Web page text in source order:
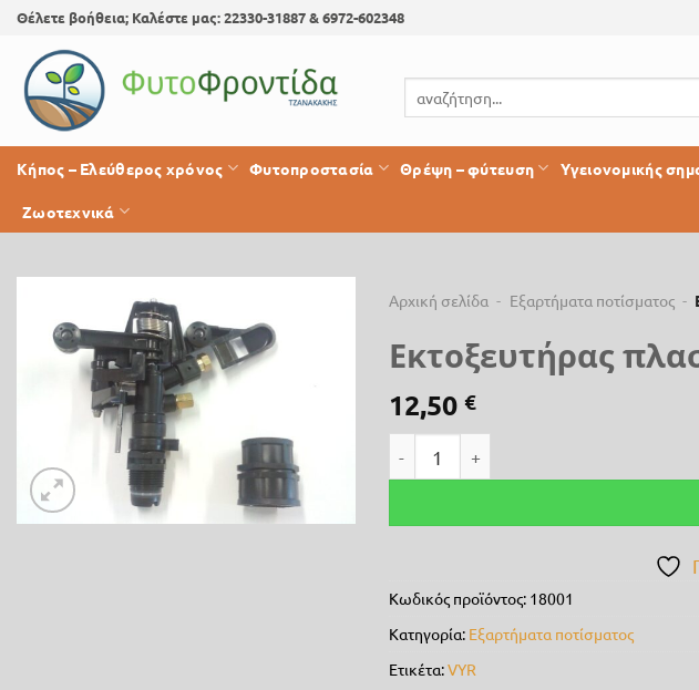
Skip
content
Θέλετε βοήθεια; Καλέστε μας: 22330-31887 & 6972-602348
Αναζήτηση
για:
Κήπος – Ελεύθερος χρόνος Φυτοπροστασία Θρέψη – φύτευση Υγειονομικής
Ζωοτεχνικά
Προσθήκη
Αρχική σελίδα - Εξαρτήματα ποτίσματος -
Εκτοξευτήρας
12,50 €
Κωδικός προϊόντος: 18001
Κατηγορία: Εξαρτήματα ποτίσματος
Ετικέτα:VYR